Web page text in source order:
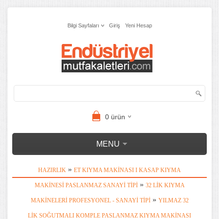
Bilgi Sayfaları Giriş Yeni Hesap
0ürün
MENU
HAZIRLIK » ET KIYMA MAKINASI I KASAP KIYMA
MAKINESI PASLANMAZ SANAYI TIPI» 32 LIK KIYMA
MAKINELERI PROFESYONEL - SANAYI TIPI» YILMAZ 32
LIK SOĞUTMALI KOMPLE PASLANMAZ KIYMA MAKINASI